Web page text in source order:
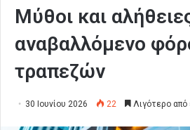
Μύθοι και
αναβαλλόμενο
τραπεζών
30 Ιουνίου 2026 22 Λιγότερο από